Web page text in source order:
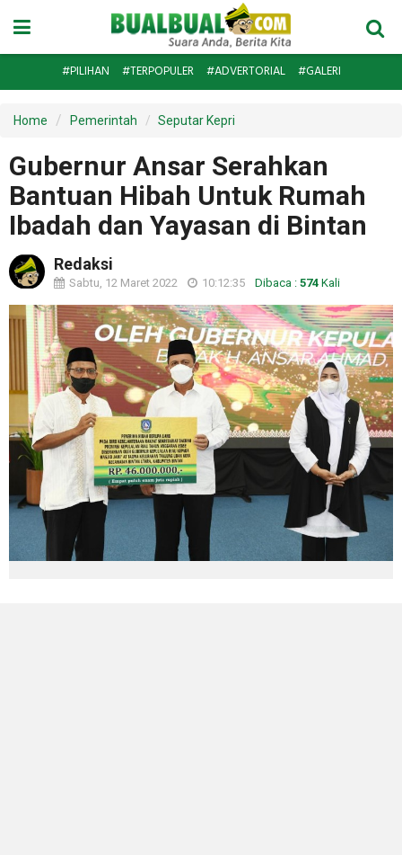
#PILIHAN #TERPOPULER #ADVERTORIAL #GALERI
Home Pemerintah Seputar Kepri
Gubernur Ansar Serahkan
Bantuan Hibah Untuk Rumah
Ibadah dan Yayasan di Bintan
Redaksi
Sabtu, 12 Maret 2022 10:12:35 Dibaca : 574 Kali